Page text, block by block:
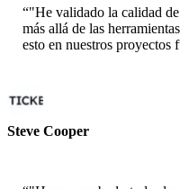
“"He validado la calidad
más allá de las
esto en nuestros proyectos
Steve Cooper